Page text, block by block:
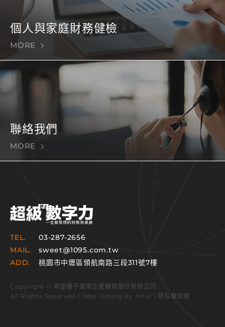
個人與家庭財務健檢
MORE
聯絡我們
MORE
TEL.
03-287-2656
MAIL.
sweet@1095.com.tw
ADD.
桃園市中壢區領航南路三段311號7樓
Copyright © 希望種子國際企管顧問股份有限公司
All Rights Reserved | Web Desing By Artie | 隱私權政策